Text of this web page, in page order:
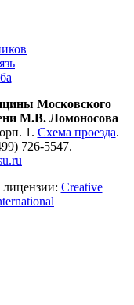
Московского
М.В. Ломоносова
1. Схема проезда.
726-5547.
Creative